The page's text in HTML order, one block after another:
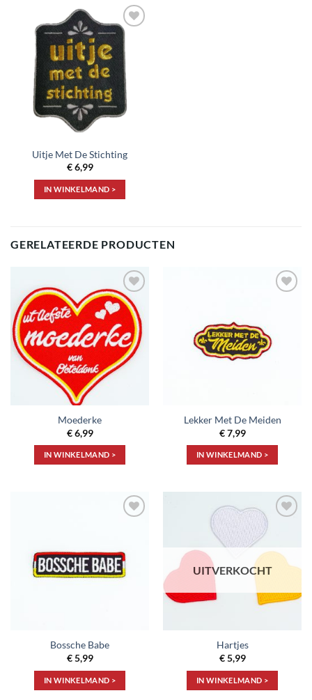
Toevoegen
aan
verlanglijst
Uitje Met De Stichting
€6,99
IN WINKELMAND >
GERELATEERDE PRODUCTEN
Toevoegen
aan
verlanglijst
Moederke
€6,99
IN WINKELMAND >
Lekker Met De Meiden
€7,99
IN WINKELMAND >
Bossche Babe
€5,99
IN WINKELMAND >
Toevoegen
verlanglijst
UITVERKOCHT
Hartjes
€5,99
IN WINKELMAND >